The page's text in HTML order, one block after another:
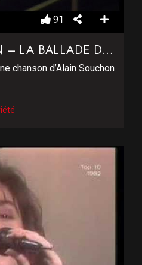
91
ALAIN SOUCHON – LA BALLADE DE JIM
chanson d’Alain Souchon